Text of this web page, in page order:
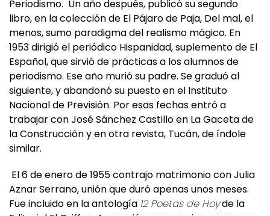
Periodismo. Un año después, publicó su segundo
libro, en la colección de El Pájaro de Paja, Del mal, el
menos, sumo paradigma del realismo mágico. En
1953 dirigió el periódico Hispanidad, suplemento de El
Español, que sirvió de prácticas a los alumnos de
periodismo. Ese año murió su padre. Se graduó al
siguiente, y abandonó su puesto en el Instituto
Nacional de Previsión. Por esas fechas entró a
trabajar con José Sánchez Castillo en La Gaceta de
la Construcción y en otra revista, Tucán, de índole
similar.
El 6 de enero de 1955 contrajo matrimonio con Julia
Aznar Serrano, unión que duró apenas unos meses.
Fue incluido en la antología 12 Poetas de Hoyde la